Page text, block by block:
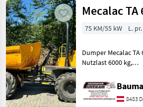
Mecalac
Mecalac TA
75 KM/55 kW L.
Dumper Mecalac TA
Nutzlast 6000 kg,
Eigengewicht 4575kg.
Referenznummer:
Baumaschinen8483